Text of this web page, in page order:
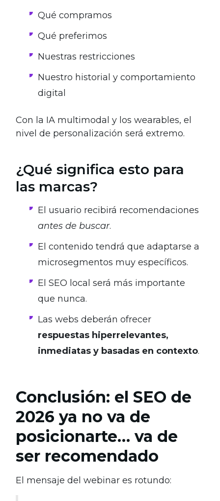
Qué compramos
Qué preferimos
Nuestras restricciones
Nuestro historial y comportamiento
digital
Con la IA multimodal y los wearables, el
nivel de personalización será extremo.
¿Qué significa esto para
las marcas?
El usuario recibirá recomendaciones
antes de buscar.
El contenido tendrá que adaptarse a
microsegmentos muy específicos.
El SEO local será más importante
que nunca.
Las webs deberán ofrecer
respuestas hiperrelevantes,
inmediatas y basadas en contexto.
Conclusión: el SEO de
2026 ya no va de
posicionarte… va de
ser recomendado
El mensaje del webinar es rotundo: